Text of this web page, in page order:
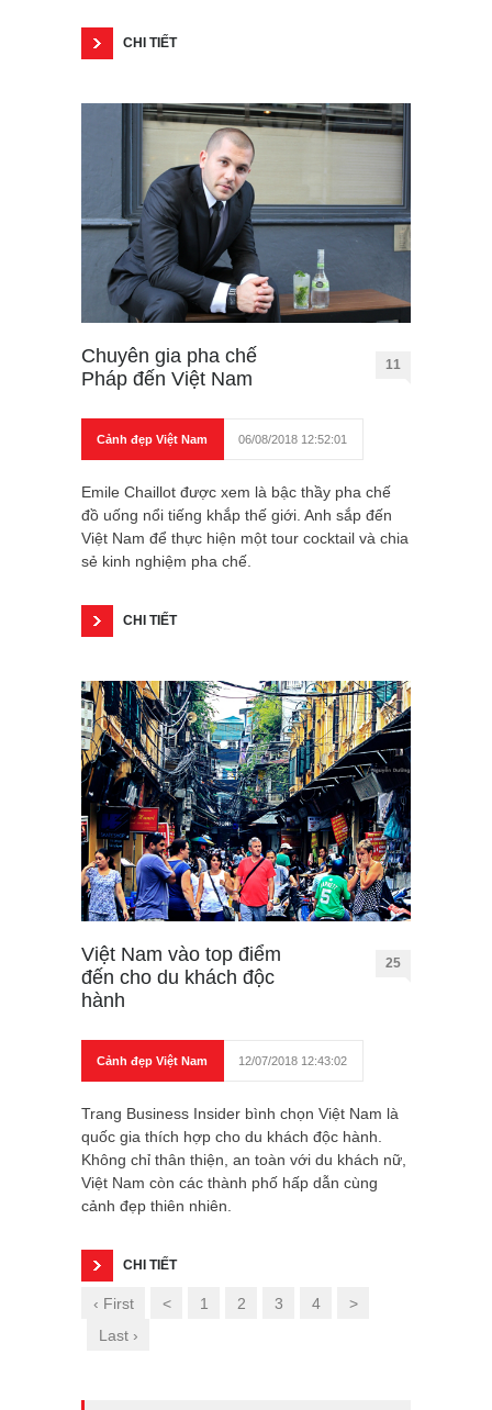
CHI TIẾT
Chuyên gia pha chế
Pháp đến Việt Nam
11
Cảnh đẹp Việt Nam 06/08/2018 12:52:01
Emile Chaillot được xem là bậc thầy pha chế
đồ uống nổi tiếng khắp thế giới. Anh sắp đến
Việt Nam để thực hiện một tour cocktail và chia
sẻ kinh nghiệm pha chế.
CHI TIẾT
Việt Nam vào top điểm
đến cho du khách độc
hành
25
Cảnh đẹp Việt Nam 12/07/2018 12:43:02
Trang Business Insider bình chọn Việt Nam là
quốc gia thích hợp cho du khách độc hành.
Không chỉ thân thiện, an toàn với du khách nữ,
Việt Nam còn các thành phố hấp dẫn cùng
cảnh đẹp thiên nhiên.
CHI TIẾT
‹ First < 1 2 3 4
>
Last ›